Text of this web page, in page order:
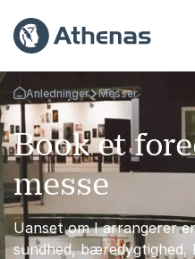
Tilbage til forsiden
Anledninger Messer
Book et
messe
Uanset om I arrangerer
sundhed, bæredygtighed,